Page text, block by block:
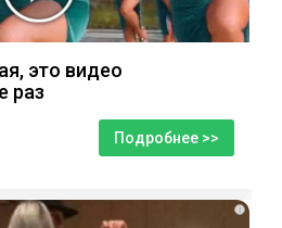
это видео
раз
Подробнее >>
i